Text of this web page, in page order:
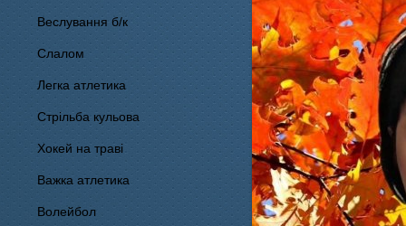
Веслування б/к
Cлалом
Легка атлетика
Стрільба кульова
Хокей на траві
Важка атлетика
Волейбол